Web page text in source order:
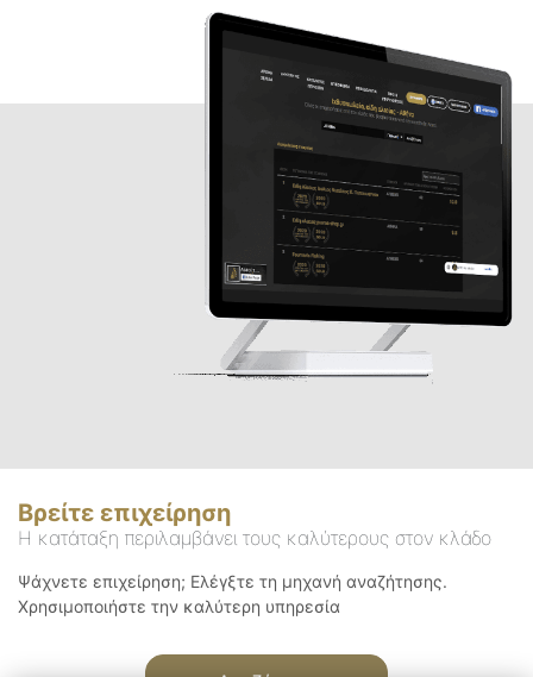
Βρείτε επιχείρηση
Η κατάταξη περιλαμβάνει τους καλύτερους στον κλάδο
Ψάχνετε επιχείρηση; Ελέγξτε τη μηχανή αναζήτησης.
Χρησιμοποιήστε την καλύτερη υπηρεσία